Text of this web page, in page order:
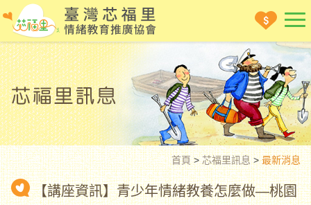
首頁>芯福里訊息>最新消息
【講座資訊】青少年情緒教養怎麼做—桃園